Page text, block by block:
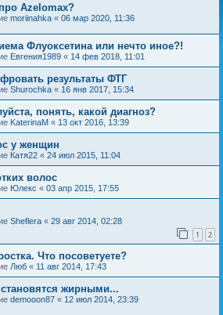
Azelomax?
moriinahka « 06 мар 2020, 11:36
Флуоксетина или нечто иное?!
Евгения1989 « 14 фев 2018, 11:01
результаты ФТГ
Shurochka « 16 янв 2017, 15:34
понять, какой диагноз?
KaterinaM « 13 окт 2016, 13:39
у женщин
Катя22 « 24 июл 2015, 11:04
волос
Юлекс « 03 апр 2015, 17:55
Sheflera « 29 авг 2014, 02:28
1 2
Что посоветуете?
Люб « 11 авг 2014, 17:43
жирными...
demooon87 « 12 июл 2014, 23:39